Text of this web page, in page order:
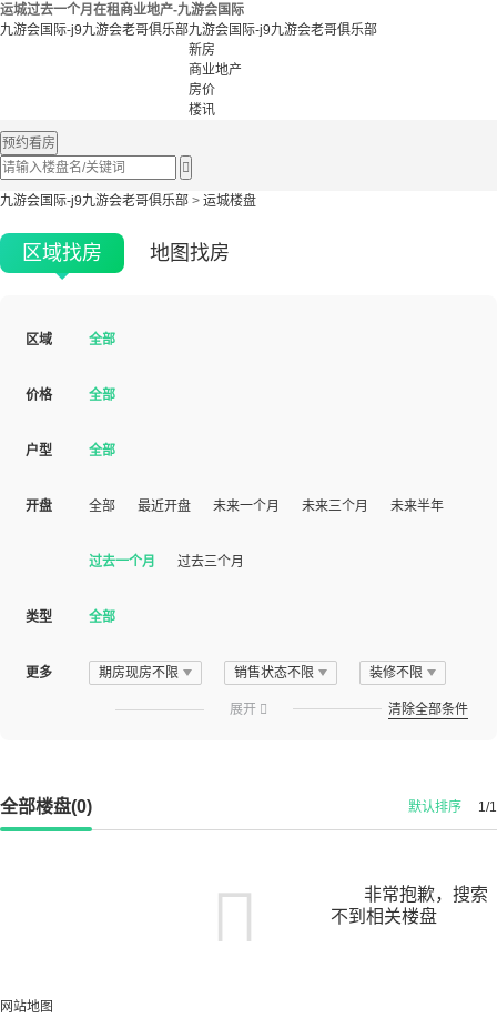
运城过去一个月在租商业地产-九游会国际
九游会国际-j9九游会老哥俱乐部九游会国际-j9九游会老哥俱乐部
新房
商业地产
房价
楼讯
预约看房

九游会国际-j9九游会老哥俱乐部 > 运城楼盘
区域找房 地图找房
区域 全部
价格 全部
户型 全部
开盘 全部 最近开盘 未来一个月 未来三个月 未来半年
过去一个月 过去三个月
类型 全部
更多 期房现房不限 销售状态不限 装修不限
展开  清除全部条件
全部楼盘(0) 1/1
默认排序
非常抱歉，搜索
不到相关楼盘
网站地图